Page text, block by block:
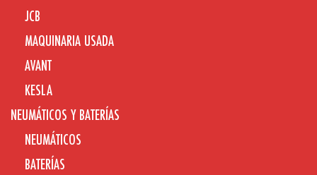
JCB
MAQUINARIA USADA
AVANT
KESLA
NEUMÁTICOS Y BATERÍAS
NEUMÁTICOS
BATERÍAS